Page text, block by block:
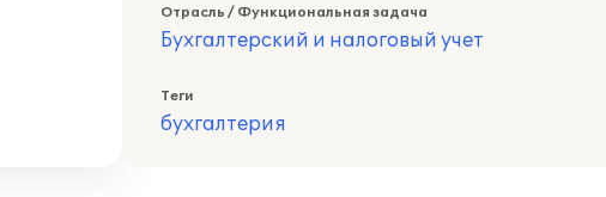
Отрасль / Функциональная задача
Бухгалтерский и налоговый учет
Теги
бухгалтерия